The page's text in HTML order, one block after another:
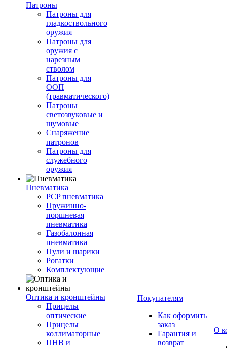
Патроны
Патроны для
гладкоствольного
оружия
Патроны для
оружия с
нарезным
стволом
Патроны для
ООП
(травматического)
Патроны
светозвуковые и
шумовые
Снаряжение
патронов
Патроны для
служебного
оружия
Пневматика
PCP пневматика
Пружинно-
поршневая
пневматика
Газобалонная
пневматика
Пули и шарики
Рогатки
Комплектующие
Оптика и кронштейны
Прицелы
оптические
Прицелы
коллиматорные
ПНВ и
Покупателям
Как оформить
заказ
Гарантия и
возврат
О